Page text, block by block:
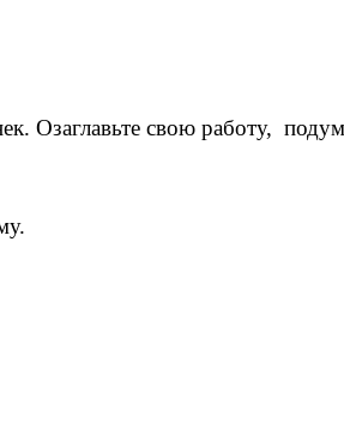
Озаглавьте свою работу,